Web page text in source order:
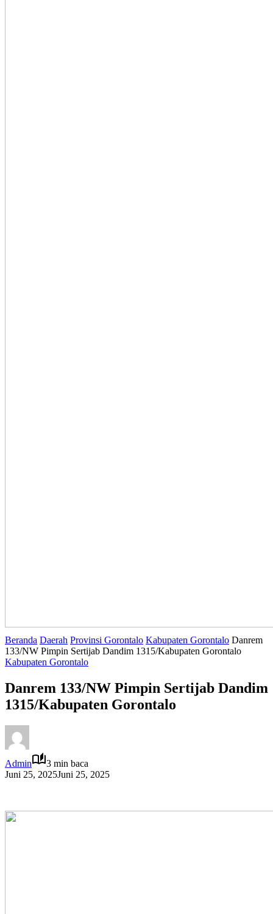
Beranda Daerah Provinsi Gorontalo Kabupaten Gorontalo Danrem
133/NW Pimpin Sertijab Dandim 1315/Kabupaten Gorontalo
Kabupaten Gorontalo
Danrem 133/NW Pimpin Sertijab Dandim
1315/Kabupaten Gorontalo
Admin
3 min baca
Juni 25, 2025Juni 25, 2025